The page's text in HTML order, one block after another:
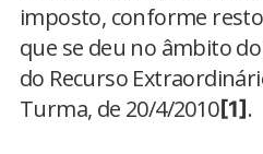
imposto, conforme
que se deu no âmbito
do Recurso
Turma, de 20/4/2010[1] .